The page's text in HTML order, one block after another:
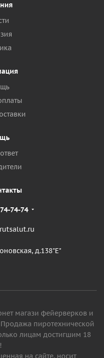
74-74
д.138"Е"
магази фейерверков и
пиротехнической
лицам достигшим 18
на сайте, носит